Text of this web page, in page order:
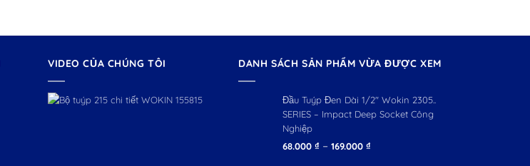
VIDEO CỦA CHÚNG TÔI DANH SÁCH SẢN PHẨM VỪA ĐƯỢC XEM
Đầu Tuýp Đen Dài 1/2″ Wokin 2305..
SERIES – Impact Deep Socket Công
Nghiệp
68.000₫ – 169.000₫